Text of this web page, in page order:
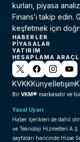
kurları, piyasa
Finans’ı takip edin.
keşfetmek için
HABERLER
PIYASALAR
YATIRIM
HESAPLAMA
KVKKKünyeİletişim
Bir VKM® markasıdır ve
Yasal Uyarı
Haber içerikleri de dahil
ve Teknoloji Hizmetleri
sayfaları haricinde Hisse